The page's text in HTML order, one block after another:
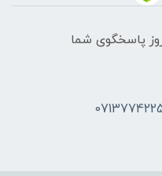
شبانه‌روز پاسخگوی شما